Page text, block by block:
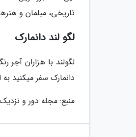
تاریخی، مبلمان و هنرهای تزیینی 500 سال تاریخ
لگو لند دانمارک
لگولند با هزاران آجر
دانمارک سفر می­کنید
منبع: مجله دور و نزدیک